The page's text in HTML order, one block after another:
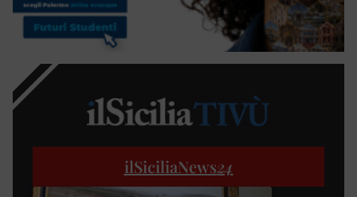
ilSiciliaNews24